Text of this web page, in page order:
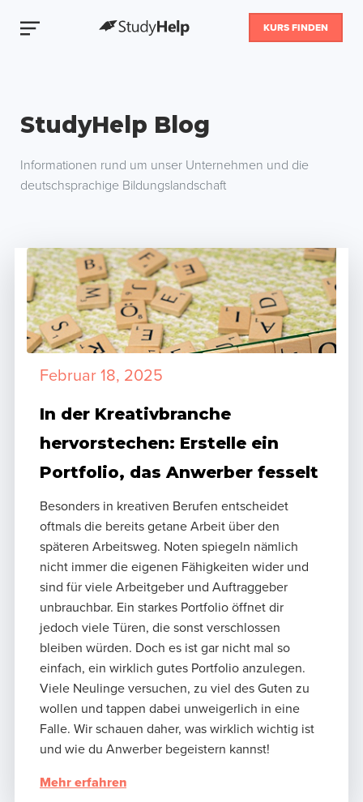
KURS FINDEN
StudyHelp Blog
Informationen rund um unser Unternehmen und die
deutschsprachige Bildungslandschaft
Februar 18, 2025
In der Kreativbranche
hervorstechen: Erstelle ein
Portfolio, das Anwerber fesselt
Besonders in kreativen Berufen entscheidet
oftmals die bereits getane Arbeit über den
späteren Arbeitsweg. Noten spiegeln nämlich
nicht immer die eigenen Fähigkeiten wider und
sind für viele Arbeitgeber und Auftraggeber
unbrauchbar. Ein starkes Portfolio öffnet dir
jedoch viele Türen, die sonst verschlossen
bleiben würden. Doch es ist gar nicht mal so
einfach, ein wirklich gutes Portfolio anzulegen.
Viele Neulinge versuchen, zu viel des Guten zu
wollen und tappen dabei unweigerlich in eine
Falle. Wir schauen daher, was wirklich wichtig ist
und wie du Anwerber begeistern kannst!
Mehr erfahren